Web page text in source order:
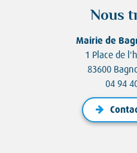
Nous
Mairie de
1 Place de
83600
04 94